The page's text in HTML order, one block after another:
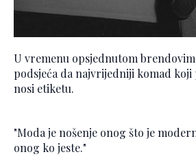
U vremenu opsjednutom
podsjeća da najvrijedniji komad koji
nosi etiketu.
"Moda je nošenje onog što je
onog ko jeste."